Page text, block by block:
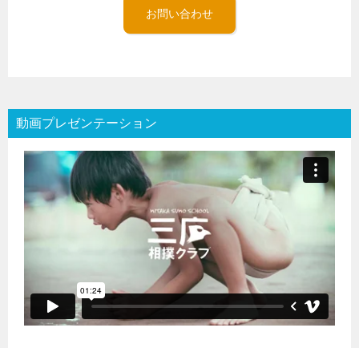
お問い合わせ
動画プレゼンテーション